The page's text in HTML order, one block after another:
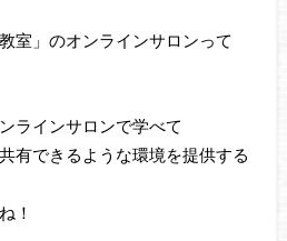
室」のオンラインサロンって
ラインサロンで学べて
有できるような環境を提供する
！